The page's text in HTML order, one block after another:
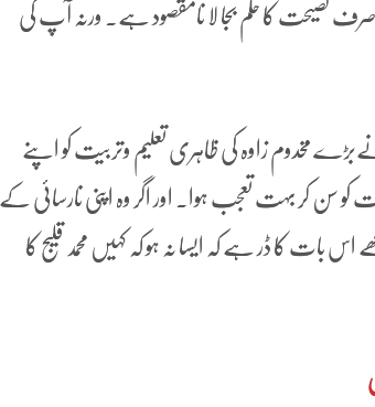
صرف نصیحت کا حکم بجا لا نامقصود ہے۔ ورنہ آپ کی
مخدوم زاوہ کی ظاہری تعلیم وتربیت کو اپنے
کر بہت تعجب ہوا۔ اور اگر وہ اپنی نارسائی کے
بات کا ڈر ہے کہ ایسا نہ ہو کہ کہیں محمد قلیج کا